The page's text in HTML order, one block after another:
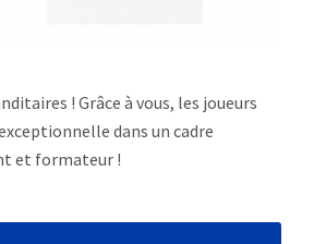
! Grâce à vous, les joueurs
dans un cadre
et formateur !